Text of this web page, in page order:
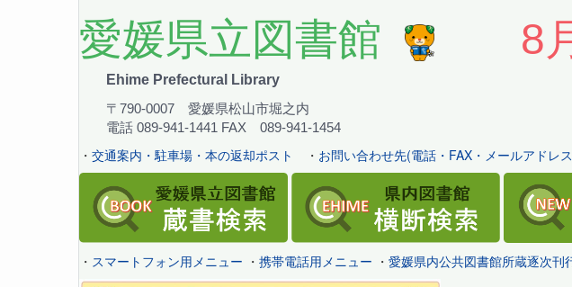
愛媛県立図書館 8
Ehime Prefectural Library
〒790-0007 愛媛県松山市堀之内
電話 089-941-1441 FAX 089-941-1454
・ 交通案内・駐車場・本の返却ポスト ・ お問い合わせ先(電話・FAX・メールアドレ
・ スマートフォン用メニュー ・ 携帯電話用メニュー ・ 愛媛県内公共図書館所蔵逐次刊